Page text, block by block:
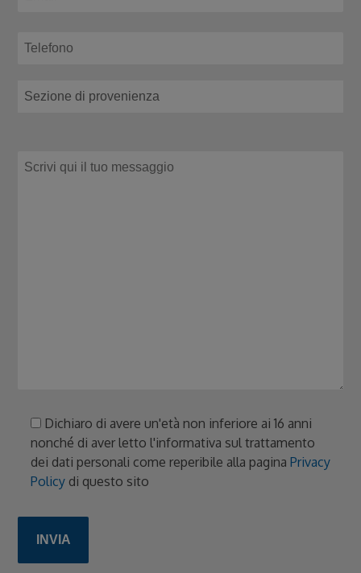
Dichiaro di avere un'età non inferiore ai 16 anni
nonché di aver letto l'informativa sul trattamento
dei dati personali come reperibile alla paginaPrivacy
Policy di questo sito